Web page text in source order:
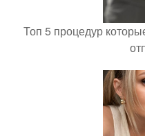
Топ 5 процедур